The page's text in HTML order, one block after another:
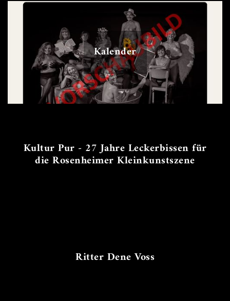
Kalender
Kultur Pur - 27 Jahre Leckerbissen für
die Rosenheimer Kleinkunstszene
Ritter Dene Voss